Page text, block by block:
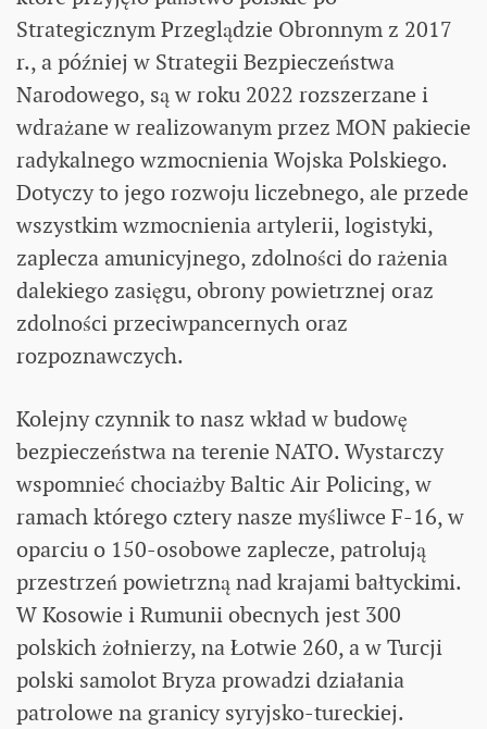
Strategicznym Przeglądzie Obronnym z 2017
r., a później w Strategii Bezpieczeństwa
Narodowego, są w roku 2022 rozszerzane i
wdrażane w realizowanym przez MON pakiecie
radykalnego wzmocnienia Wojska Polskiego.
Dotyczy to jego rozwoju liczebnego, ale przede
wszystkim wzmocnienia artylerii, logistyki,
zaplecza amunicyjnego, zdolności do rażenia
dalekiego zasięgu, obrony powietrznej oraz
zdolności przeciwpancernych oraz
rozpoznawczych.
Kolejny czynnik to nasz wkład w budowę
bezpieczeństwa na terenie NATO. Wystarczy
wspomnieć chociażby Baltic Air Policing, w
ramach którego cztery nasze myśliwce F-16, w
oparciu o 150-osobowe zaplecze, patrolują
przestrzeń powietrzną nad krajami bałtyckimi.
W Kosowie i Rumunii obecnych jest 300
polskich żołnierzy, na Łotwie 260, a w Turcji
polski samolot Bryza prowadzi działania
patrolowe na granicy syryjsko-tureckiej.